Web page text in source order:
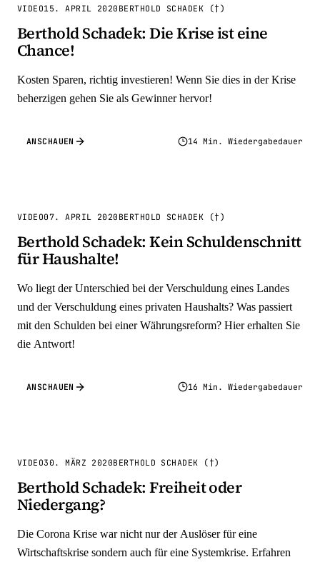
VIDEO15. APRIL 2020 BERTHOLD SCHADEK (†)
Berthold Schadek: Die Krise ist eine
Chance!
Kosten Sparen, richtig investieren! Wenn Sie dies in der Krise
beherzigen gehen Sie als Gewinner hervor!
ANSCHAUEN 14 Min. Wiedergabedauer
VIDEO07. APRIL 2020 BERTHOLD SCHADEK (†)
Berthold Schadek: Kein Schuldenschnitt
für Haushalte!
Wo liegt der Unterschied bei der Verschuldung eines Landes
und der Verschuldung eines privaten Haushalts? Was passiert
mit den Schulden bei einer Währungsreform? Hier erhalten Sie
die Antwort!
ANSCHAUEN 16 Min. Wiedergabedauer
VIDEO30. MÄRZ 2020BERTHOLD SCHADEK (†)
Berthold Schadek: Freiheit oder
Niedergang?
Die Corona Krise war nicht nur der Auslöser für eine
Wirtschaftskrise sondern auch für eine Systemkrise. Erfahren